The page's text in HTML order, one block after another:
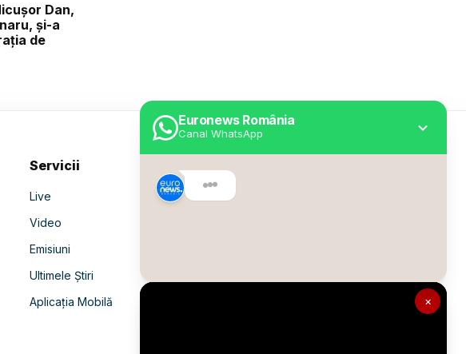
×
Euronews România
Canal WhatsApp
Dan,
și-a
de
Servicii
Live
Video
Emisiuni
Ultimele Știri
Aplicația Mobilă
Despre Euronews